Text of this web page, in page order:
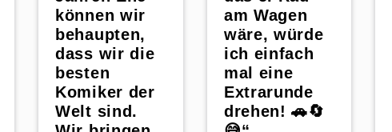
können wir
behaupten,
dass wir die
besten
Komiker der
Welt sind.
am Wagen
wäre, würde
ich einfach
mal eine
Extrarunde
drehen! 🚗🔄